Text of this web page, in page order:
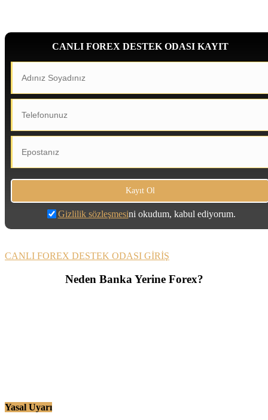
CANLI FOREX DESTEK ODASI KAYIT
Gizlilik sözleşmesini okudum, kabul ediyorum.
CANLI FOREX DESTEK ODASI GİRİŞ
Neden Banka Yerine Forex?
Yasal Uyarı